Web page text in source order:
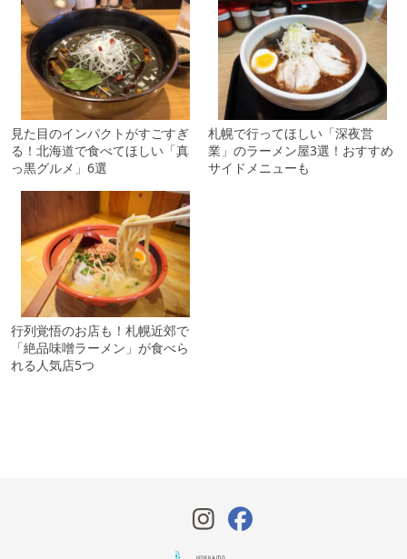
見た目のインパクトがすごすぎ
る！北海道で食べてほしい「真
っ黒グルメ」6選
札幌で行ってほしい「深夜営
業」のラーメン屋3選！おすすめ
サイドメニューも
行列覚悟のお店も！札幌近郊で
「絶品味噌ラーメン」が食べら
れる人気店5つ